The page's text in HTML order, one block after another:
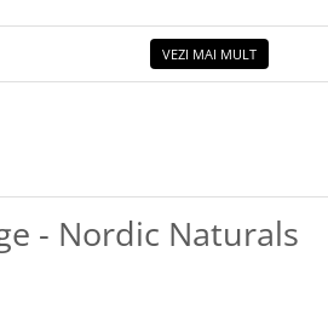
VEZI MAI MULT
- Nordic Naturals